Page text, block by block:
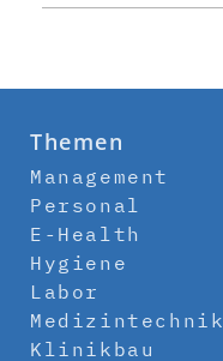
Themen
Management
Personal
E-Health
Hygiene
Labor
Medizintechnik
Klinikbau